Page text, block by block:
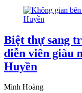
Biệt thự sang
diễn viên giàu
Huyền
Minh Hoàng